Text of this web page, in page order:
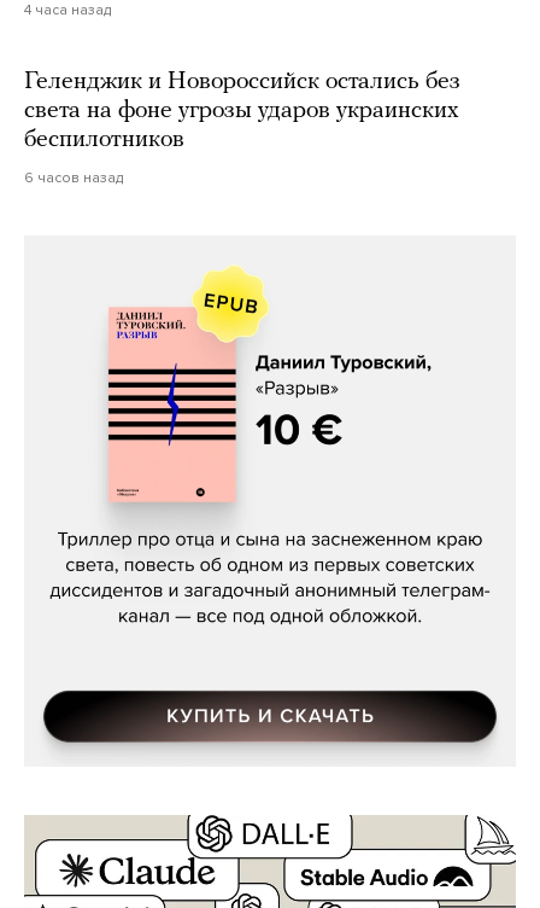
4 часа назад
Геленджик и Новороссийск остались без
света на фоне угрозы ударов украинских
беспилотников
6 часов назад
Даниил Туровский, «Разрыв»